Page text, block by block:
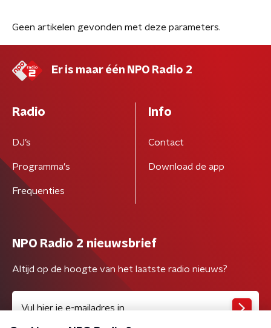
Geen artikelen gevonden met deze parameters.
Er is maar één NPO Radio 2
Radio
DJ’s
Programma's
Frequenties
Info
Contact
Download de app
NPO Radio 2 nieuwsbrief
Altijd op de hoogte van het laatste radio nieuws?